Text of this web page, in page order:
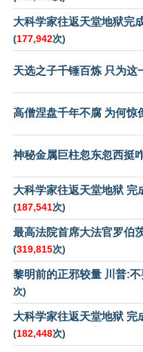
大科学家往返天堂地狱完
(177,942次)
天选之子千锤百炼 只为这
高僧涅盘千年不腐 为何惊
神秘金属巨柱忽东忽西挺
大科学家往返天堂地狱 完
(187,541次)
最高法院首席大法官罗伯
(319,815次)
黎明前的正邪较量 川普:
次)
大科学家往返天堂地狱 完
(182,448次)